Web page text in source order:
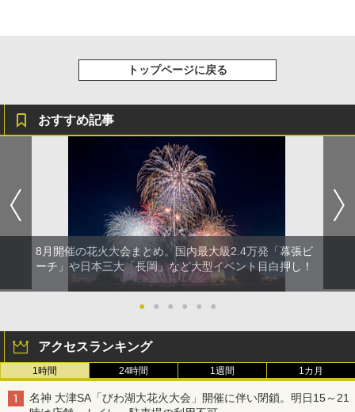
トップページに戻る
おすすめ記事
8月開催の花火大会まとめ。国内最大級2.4万発「幕張ビ
ーチ」や日本三大「長岡」など大型イベント目白押し！
● ● ● ● ● ●
アクセスランキング
1時間 24時間 1週間 1カ月
名神 大津SA「びわ湖大花火大会」開催に伴い閉鎖。明日15～21